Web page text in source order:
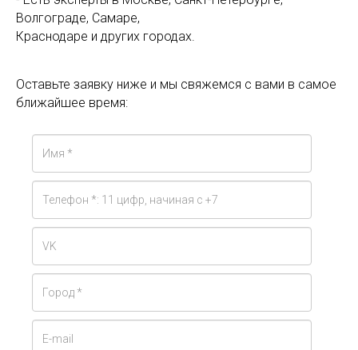
Волгограде, Самаре,
Краснодаре и других городах.
Оставьте заявку ниже и мы свяжемся с вами в самое
ближайшее время: